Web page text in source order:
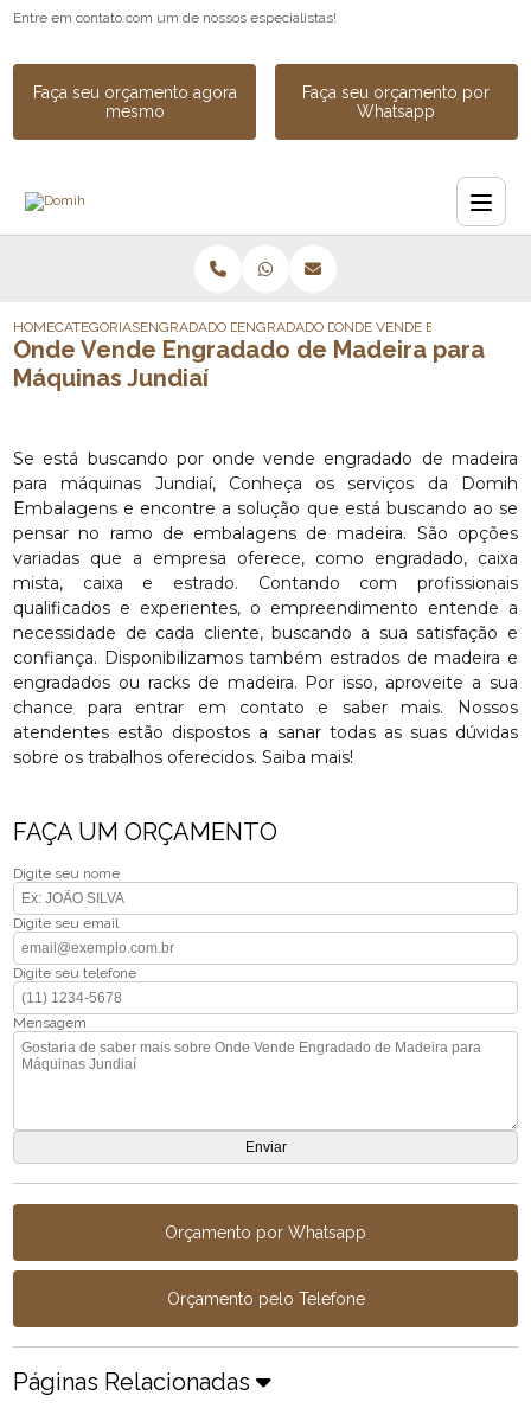
Entre em contato com um de nossos especialistas!
Faça seu orçamento agora
mesmo
Faça seu orçamento por
Whatsapp
HOMECATEGORIASENGRADADO DE MADEIRAENGRADADO DE MADEIRA PARA
ONDE VENDE ENGRADADO
Onde Vende Engradado de Madeira para
Máquinas Jundiaí
Se está buscando por onde vende engradado de madeira
para máquinas Jundiaí, Conheça os serviços da Domih
Embalagens e encontre a solução que está buscando ao se
pensar no ramo de embalagens de madeira. São opções
variadas que a empresa oferece, como engradado, caixa
mista, caixa e estrado. Contando com profissionais
qualificados e experientes, o empreendimento entende a
necessidade de cada cliente, buscando a sua satisfação e
confiança. Disponibilizamos também estrados de madeira e
engradados ou racks de madeira. Por isso, aproveite a sua
chance para entrar em contato e saber mais. Nossos
atendentes estão dispostos a sanar todas as suas dúvidas
sobre os trabalhos oferecidos. Saiba mais!
FAÇA UM ORÇAMENTO
Digite seu nome
Digite seu email
Digite seu telefone
Mensagem
Orçamento por Whatsapp
Orçamento pelo Telefone
Páginas Relacionadas